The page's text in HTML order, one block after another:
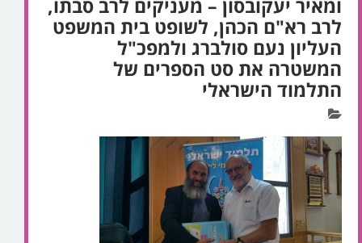
ומאיר יעקובסון – מעניקים לרב סבתו,
לרב רא"ם הכהן, לשופט בית המשפט
העליון נעם סולברג ולמפכ"ל
המשטרה את סט הספרים של
התלמוד הישראלי